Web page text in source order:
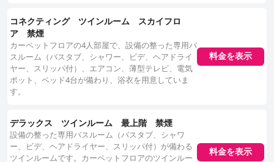
コネクティング ツインルーム スカイフロ
ア 禁煙
カーペットフロアの4人部屋で、設備の整った専用バ
スルーム（バスタブ、シャワー、ビデ、ヘアドライ
ヤー、スリッパ付）、エアコン、薄型テレビ、電気
ポット、ベッド4台が備わり、浴衣を用意していま
す。
料金を表示
デラックス ツインルーム 最上階 禁煙
設備の整った専用バスルーム（バスタブ、シャワ
ー、ビデ、ヘアドライヤー、スリッパ付）が備わる
ツインルームです。カーペットフロアのツインルー
料金を表示